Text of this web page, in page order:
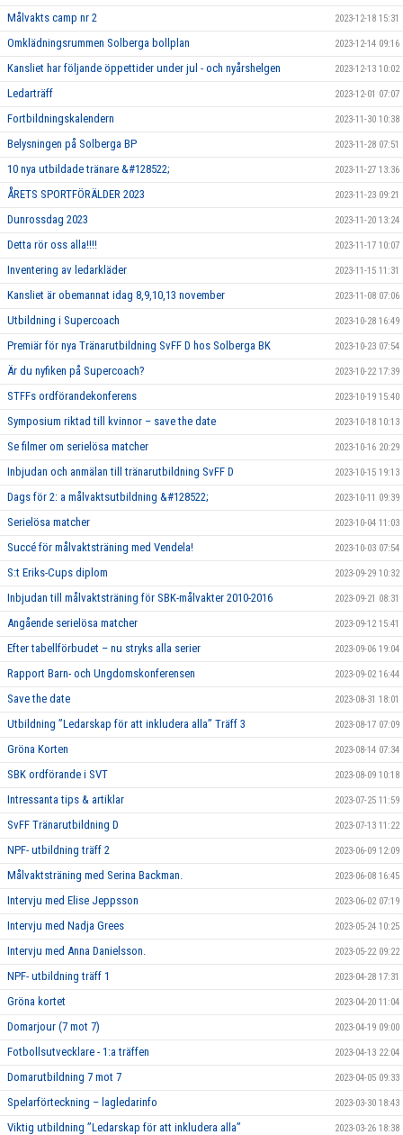
Målvakts camp nr 2 2023-12-18 15:31
Omklädningsrummen Solberga bollplan 2023-12-14 09:16
Kansliet har följande öppettider under jul - och nyårshelgen 2023-12-13 10:02
Ledarträff 2023-12-01 07:07
Fortbildningskalendern 2023-11-30 10:38
Belysningen på Solberga BP 2023-11-28 07:51
10 nya utbildade tränare &#128522; 2023-11-27 13:36
ÅRETS SPORTFÖRÄLDER 2023 2023-11-23 09:21
Dunrossdag 2023 2023-11-20 13:24
Detta rör oss alla!!!! 2023-11-17 10:07
Inventering av ledarkläder 2023-11-15 11:31
Kansliet är obemannat idag 8,9,10,13 november 2023-11-08 07:06
Utbildning i Supercoach 2023-10-28 16:49
Premiär för nya Tränarutbildning SvFF D hos Solberga BK 2023-10-23 07:54
Är du nyfiken på Supercoach? 2023-10-22 17:39
STFFs ordförandekonferens 2023-10-19 15:40
Symposium riktad till kvinnor – save the date 2023-10-18 10:13
Se filmer om serielösa matcher 2023-10-16 20:29
Inbjudan och anmälan till tränarutbildning SvFF D 2023-10-15 19:13
Dags för 2: a målvaktsutbildning &#128522; 2023-10-11 09:39
Serielösa matcher 2023-10-04 11:03
Succé för målvaktsträning med Vendela! 2023-10-03 07:54
S:t Eriks-Cups diplom 2023-09-29 10:32
Inbjudan till målvaktsträning för SBK-målvakter 2010-2016 2023-09-21 08:31
Angående serielösa matcher 2023-09-12 15:41
Efter tabellförbudet – nu stryks alla serier 2023-09-06 19:04
Rapport Barn- och Ungdomskonferensen 2023-09-02 16:44
Save the date 2023-08-31 18:01
Utbildning ”Ledarskap för att inkludera alla” Träff 3 2023-08-17 07:09
Gröna Korten 2023-08-14 07:34
SBK ordförande i SVT 2023-08-09 10:18
Intressanta tips & artiklar 2023-07-25 11:59
SvFF Tränarutbildning D 2023-07-13 11:22
NPF- utbildning träff 2 2023-06-09 12:09
Målvaktsträning med Serina Backman. 2023-06-08 16:45
Intervju med Elise Jeppsson 2023-06-02 07:19
Intervju med Nadja Grees 2023-05-24 10:25
Intervju med Anna Danielsson. 2023-05-22 09:22
NPF- utbildning träff 1 2023-04-28 17:31
Gröna kortet 2023-04-20 11:04
Domarjour (7 mot 7) 2023-04-19 09:00
Fotbollsutvecklare - 1:a träffen 2023-04-13 22:04
Domarutbildning 7 mot 7 2023-04-05 09:33
Spelarförteckning – lagledarinfo 2023-03-30 18:43
Viktig utbildning ”Ledarskap för att inkludera alla” 2023-03-26 18:38